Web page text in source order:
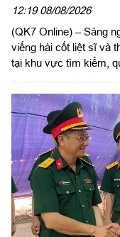
công viên Lê
12:19 08/08/2026
(QK7 Online) – Sáng
viếng hài cốt liệt sĩ và
tại khu vực tìm kiếm,